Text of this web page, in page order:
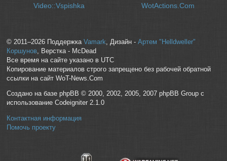
Video::Vspishka
WotActions.Com
© 2011–2026 Поддержка Vamark, Дизайн - Артем "Helldweller"
Коршунов, Верстка - McDead
Все время на сайте указано в UTC
Копирование материалов строго запрещено без рабочей обратной
ссылки на сайт WoT-News.Com
Создано на базе phpBB © 2000, 2002, 2005, 2007 phpBB Group с
использование Codeigniter 2.1.0
Контактная информация
Помочь проекту